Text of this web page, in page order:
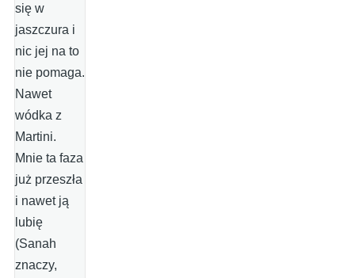
się w
jaszczura i
nic jej na to
nie pomaga.
Nawet
wódka z
Martini.
Mnie ta faza
już przeszła
i nawet ją
lubię
(Sanah
znaczy,